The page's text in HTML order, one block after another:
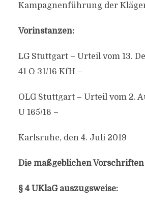
Kampagnenführung der
Vorinstanzen:
LG Stuttgart – Urteil vom 13.
41 O 31/16 KfH –
OLG Stuttgart – Urteil vom 2.
U 165/16 –
Karlsruhe, den 4. Juli 2019
Die maßgeblichen
§ 4 UKlaG auszugsweise: